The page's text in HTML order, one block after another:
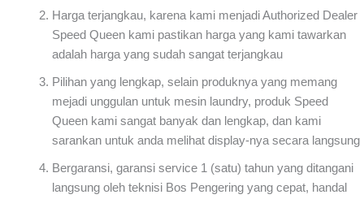
Harga terjangkau, karena kami menjadi Authorized Dealer
Speed Queen kami pastikan harga yang kami tawarkan
adalah harga yang sudah sangat terjangkau
Pilihan yang lengkap, selain produknya yang memang
mejadi unggulan untuk mesin laundry, produk Speed
Queen kami sangat banyak dan lengkap, dan kami
sarankan untuk anda melihat display-nya secara langsung
Bergaransi, garansi service 1 (satu) tahun yang ditangani
langsung oleh teknisi Bos Pengering yang cepat, handal